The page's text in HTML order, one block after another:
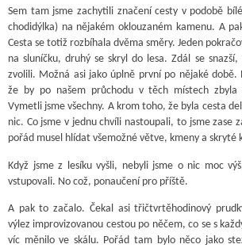
Sem tam jsme zachytili značení cesty v podobě
chodidýlka) na nějakém oklouzaném kamenu. A
Cesta se totiž rozbíhala dvěma směry. Jeden
na sluníčku, druhý se skryl do lesa. Zdál se
zvolili. Možná asi jako úplně první po nějaké době.
že by po našem průchodu v těch místech zbyla
Vymetli jsme všechny. A krom toho, že byla cesta
nic. Co jsme v jednu chvíli nastoupali, to jsme zase
pořád musel hlídat všemožné větve, kmeny a skryté
Když jsme z lesíku vyšli, nebyli jsme o nic moc
vstupovali. No což, ponaučení pro příště.
A pak to začalo. Čekal asi třičtvrtěhodinový
výlez improvizovanou cestou po něčem, co se s
víc měnilo ve skálu. Pořád tam bylo něco jako